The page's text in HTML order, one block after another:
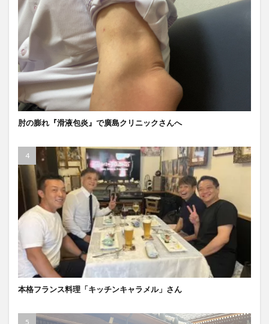
肘の膨れ『滑液包炎』で廣島クリニックさんへ
本格フランス料理「キッチンキャラメル」さん